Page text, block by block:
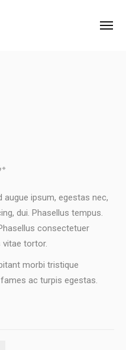
augue ipsum, egestas nec,
dui. Phasellus tempus.
consectetuer
vitae tortor.
morbi tristique
ac turpis egestas.